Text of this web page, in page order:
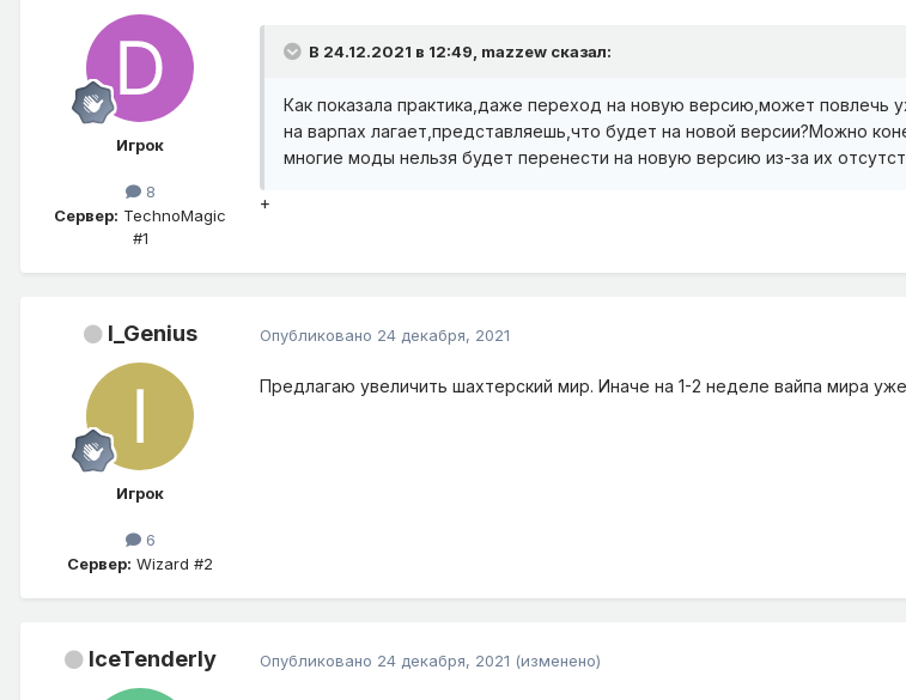
Игрок
8
Сервер: TechnoMagic
#1
В 24.12.2021 в 12:49, mazzew сказал:
Как показала практика,даже переход на новую версию,может
на варпах лагает,представляешь,что будет на новой версии?Можно
многие моды нельзя будет перенести на новую версию из-за их
+
I_Genius
Игрок
6
Сервер: Wizard #2
Опубликовано 24 декабря, 2021
Предлагаю увеличить шахтерский мир. Иначе на 1-2 неделе вайпа мира
IceTenderly Опубликовано 24 декабря, 2021 (изменено)